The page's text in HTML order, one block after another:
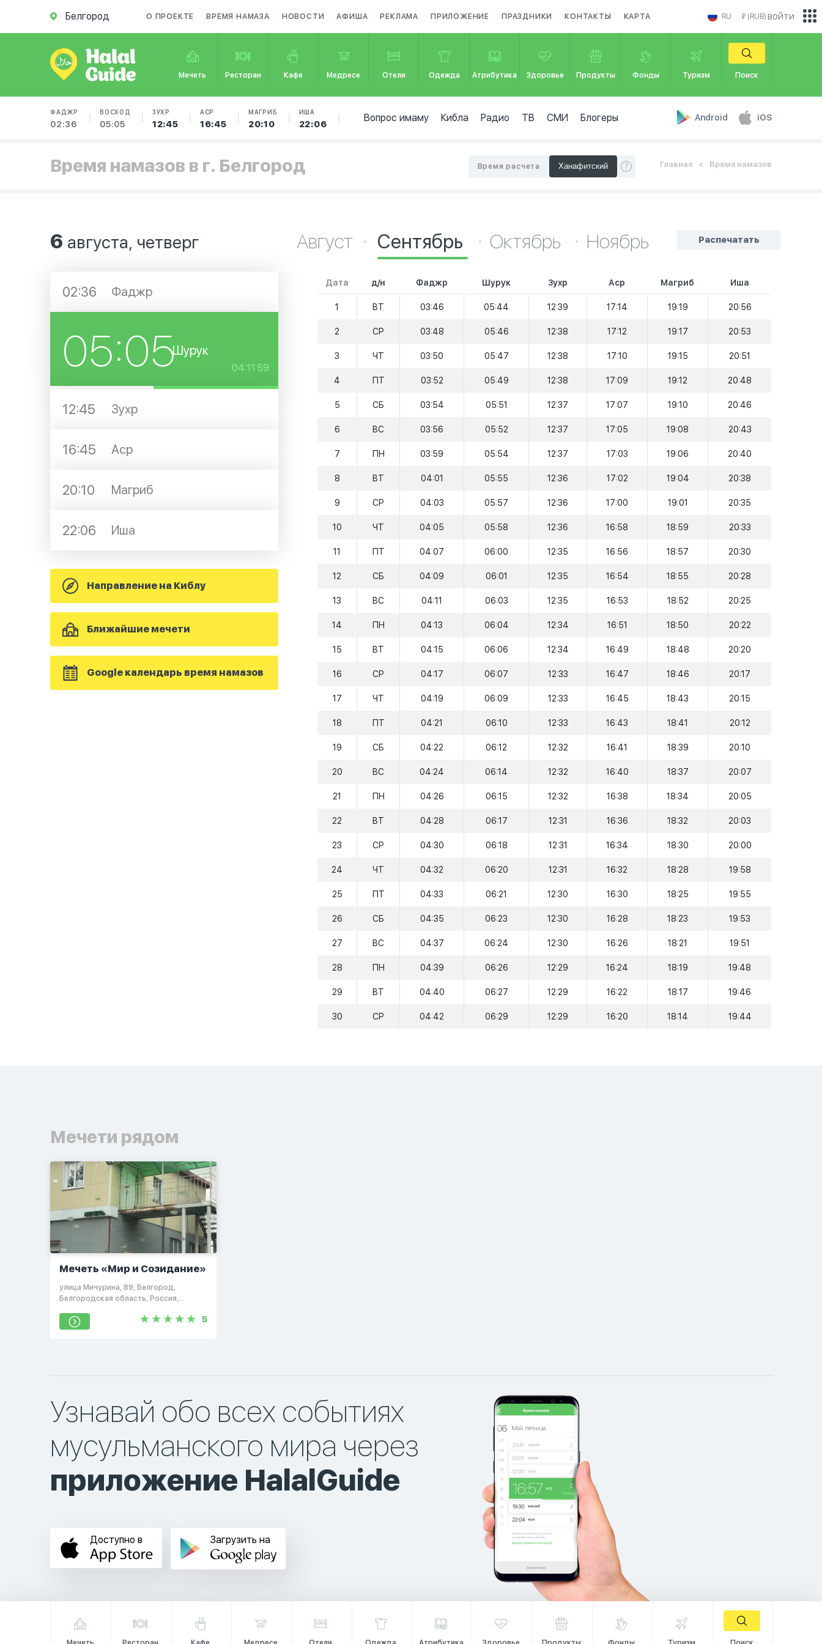
Белгород О ПРОЕКТЕ ВРЕМЯ НАМАЗА НОВОСТИ АФИША РЕКЛАМА ПРИЛОЖЕНИЕ ПРАЗДНИКИ КОНТАКТЫ КАРТА RU ₽ (RUB)
Мечеть Ресторан Кафе Медресе Отели Одежда Атрибутика Здоровье Продукты Фонды Туризм Поиск
ФАДЖР
02:36
ВОСХОД
05:05
ЗУХР
12:45
АСР
16:45
МАГРИБ
20:10
ИША
22:06
Вопрос имаму Кибла Радио ТВ СМИ Блогеры Android iOS
войти
Время намазов в г. Белгород Главная Время намазов
Время расчета
6 августа, четверг
02:36 Фаджр
05:05Шурук
04:11:59
12:45 Зухр
16:45 Аср
20:10 Магриб
22:06 Иша
Направление на Киблу
Ближайшие мечети
Google календарь время намазов
Распечатать
Август Сентябрь Октябрь Ноябрь
Дата д/н Фаджр Шурук Зухр Аср Магриб Иша
1 ВТ 03:46 05:44 12:39 17:14 19:19 20:56
2 СР 03:48 05:46 12:38 17:12 19:17 20:53
3 ЧТ 03:50 05:47 12:38 17:10 19:15 20:51
4 ПТ 03:52 05:49 12:38 17:09 19:12 20:48
5 СБ 03:54 05:51 12:37 17:07 19:10 20:46
6 ВС 03:56 05:52 12:37 17:05 19:08 20:43
7 ПН 03:59 05:54 12:37 17:03 19:06 20:40
8 ВТ 04:01 05:55 12:36 17:02 19:04 20:38
9 СР 04:03 05:57 12:36 17:00 19:01 20:35
10 ЧТ 04:05 05:58 12:36 16:58 18:59 20:33
11 ПТ 04:07 06:00 12:35 16:56 18:57 20:30
12 СБ 04:09 06:01 12:35 16:54 18:55 20:28
13 ВС 04:11 06:03 12:35 16:53 18:52 20:25
14 ПН 04:13 06:04 12:34 16:51 18:50 20:22
15 ВТ 04:15 06:06 12:34 16:49 18:48 20:20
16 СР 04:17 06:07 12:33 16:47 18:46 20:17
17 ЧТ 04:19 06:09 12:33 16:45 18:43 20:15
18 ПТ 04:21 06:10 12:33 16:43 18:41 20:12
19 СБ 04:22 06:12 12:32 16:41 18:39 20:10
20 ВС 04:24 06:14 12:32 16:40 18:37 20:07
21 ПН 04:26 06:15 12:32 16:38 18:34 20:05
22 ВТ 04:28 06:17 12:31 16:36 18:32 20:03
23 СР 04:30 06:18 12:31 16:34 18:30 20:00
24 ЧТ 04:32 06:20 12:31 16:32 18:28 19:58
25 ПТ 04:33 06:21 12:30 16:30 18:25 19:55
26 СБ 04:35 06:23 12:30 16:28 18:23 19:53
27 ВС 04:37 06:24 12:30 16:26 18:21 19:51
28 ПН 04:39 06:26 12:29 16:24 18:19 19:48
29 ВТ 04:40 06:27 12:29 16:22 18:17 19:46
30 СР 04:42 06:29 12:29 16:20 18:14 19:44
Мечети рядом
Мечеть «Мир и Созидание»
улица Мичурина, 89, Белгород,
Белгородская область, Россия,
5
Узнавай обо всех событиях
мусульманского мира через
приложение HalalGuide
Доступно в Загрузить на